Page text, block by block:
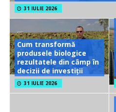
31 IULIE 2026
Cum transformă
produsele biologice
rezultatele din câmp în
decizii de investiții
31 IULIE 2026